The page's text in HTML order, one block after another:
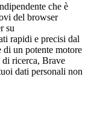
che è
del browser
su
rapidi e precisi dal
di un potente motore
ricerca, Brave
dati personali non